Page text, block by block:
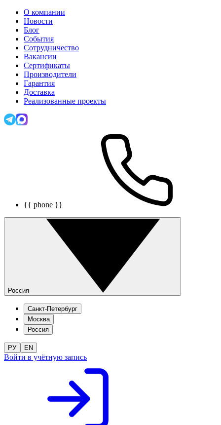
О компании
Новости
Блог
События
Сотрудничество
Вакансии
Сертификаты
Производители
Гарантия
Доставка
Реализованные проекты
{{ phone }}
Россия
Санкт-Петербург
Москва
Россия
РУ EN
Войти в учётную запись